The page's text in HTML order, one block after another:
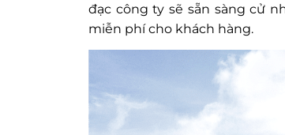
đạc công ty sẽ sẵn sàng cử
miễn phí cho khách hàng.